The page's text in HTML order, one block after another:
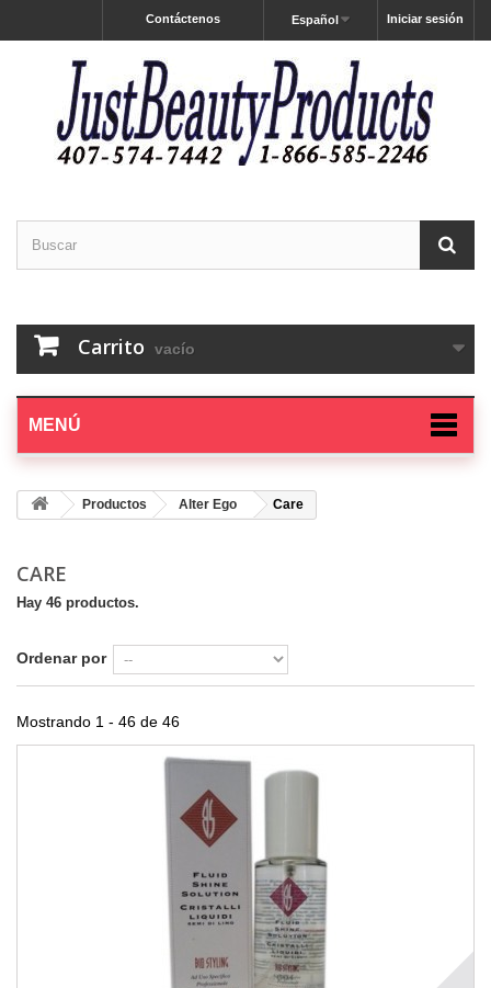
Iniciar sesión
Español
Contáctenos
Carrito vacío
MENÚ
Productos Alter Ego Care
CARE
Hay 46 productos.
Ordenar por
Mostrando 1 - 46 de 46